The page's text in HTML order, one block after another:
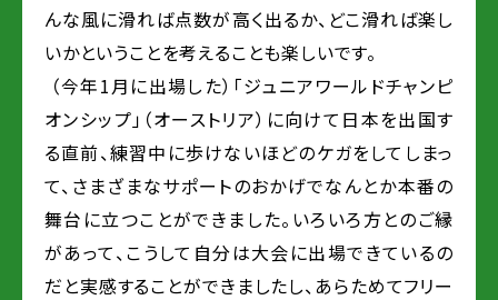
んな風に滑れば点数が高く出るか、どこ滑れば楽し
いかということを考えることも楽しいです。
（今年1月に出場した）「ジュニアワールドチャンピ
オンシップ」（オーストリア）に向けて日本を出国す
る直前、練習中に歩けないほどのケガをしてしまっ
て、さまざまなサポートのおかげでなんとか本番の
舞台に立つことができました。いろいろ方とのご縁
があって、こうして自分は大会に出場できているの
だと実感することができましたし、あらためてフリー